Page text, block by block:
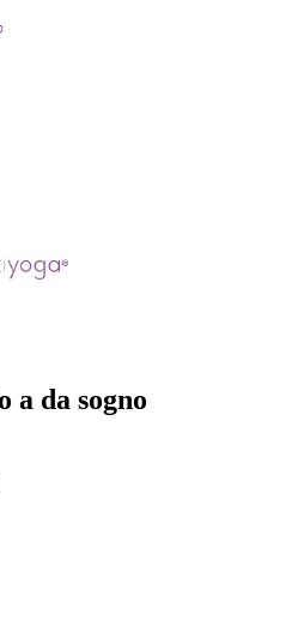
a da sogno